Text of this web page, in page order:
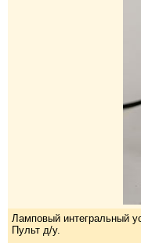
Ламповый интегральный
Пульт д/у.